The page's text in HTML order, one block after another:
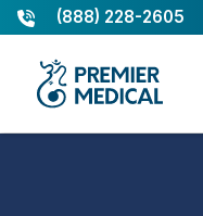
(888) 228-2605